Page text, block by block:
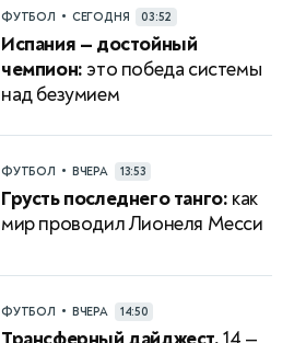
ФУТБОЛ • СЕГОДНЯ 03:52
Испания — достойный
чемпион: это победа системы
над безумием
ФУТБОЛ • ВЧЕРА 13:53
Грусть последнего танго: как
мир проводил Лионеля Месси
ФУТБОЛ • ВЧЕРА 14:50